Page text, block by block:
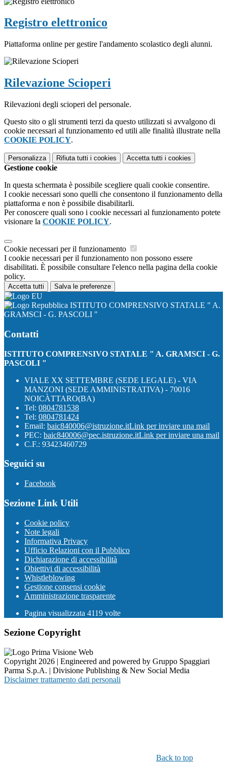
Registro elettronico
Piattaforma online per gestire l'andamento scolastico degli alunni.
Rilevazione Scioperi
Rilevazioni degli scioperi del personale.
Questo sito o gli strumenti terzi da questo utilizzati si avvalgono di
cookie necessari al funzionamento ed utili alle finalità illustrate nella
COOKIE POLICY.
Personalizza Rifiuta tutti i cookies Accetta tutti i cookies
Gestione cookie
In questa schermata è possibile scegliere quali cookie consentire.
I cookie necessari sono quelli che consentono il funzionamento della
piattaforma e non è possibile disabilitarli.
Per conoscere quali sono i cookie necessari al funzionamento potete
visionare la COOKIE POLICY.
Cookie necessari per il funzionamento
I cookie necessari per il funzionamento non possono essere
disabilitati. È possibile consultare l'elenco nella pagina della cookie
policy.
Accetta tutti Salva le preferenze
ISTITUTO COMPRENSIVO STATALE " A.
GRAMSCI - G. PASCOLI "
Contatti
ISTITUTO COMPRENSIVO STATALE " A. GRAMSCI - G.
PASCOLI "
VIALE XX SETTEMBRE (SEDE LEGALE) - VIA
MANZONI (SEDE AMMINISTRATIVA) - 70016
NOICÀTTARO(BA)
Tel: 0804781538
Tel: 0804781424
Email: baic840006@istruzione.itLink per inviare una mail
PEC: baic840006@pec.istruzione.itLink per inviare una mail
C.F.: 93423460729
Seguici su
Facebook
Sezione Link Utili
Cookie policy
Note legali
Informativa Privacy
Ufficio Relazioni con il Pubblico
Dichiarazione di accessibilità
Obiettivi di accessibilità
Whistleblowing
Gestione consensi cookie
Amministrazione trasparente
Pagina visualizzata 4119 volte
Sezione Copyright
Copyright 2026 | Engineered and powered by Gruppo Spaggiari
Parma S.p.A. | Divisione Publishing & New Social Media
Disclaimer trattamento dati personali
Back to top